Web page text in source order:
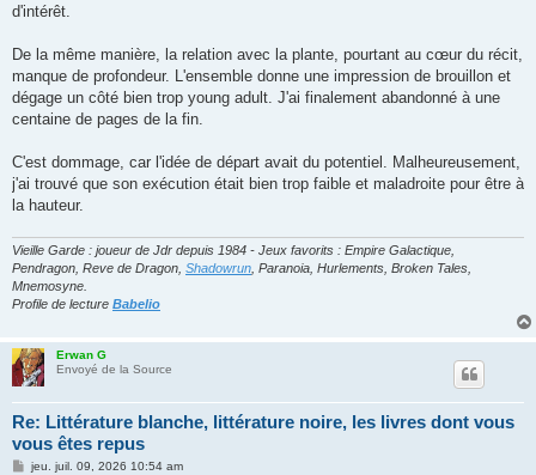
d'intérêt.
De la même manière, la relation avec la plante, pourtant au cœur du récit,
manque de profondeur. L'ensemble donne une impression de brouillon et
dégage un côté bien trop young adult. J'ai finalement abandonné à une
centaine de pages de la fin.
C'est dommage, car l'idée de départ avait du potentiel. Malheureusement,
j'ai trouvé que son exécution était bien trop faible et maladroite pour être à
la hauteur.
Vieille Garde : joueur de Jdr depuis 1984 - Jeux favorits : Empire Galactique,
Pendragon, Reve de Dragon, Shadowrun , Paranoia, Hurlements, Broken Tales,
Mnemosyne.
Profile de lecture Babelio
Erwan G
Envoyé de la Source
Re: Littérature blanche, littérature noire, les livres dont vous
vous êtes repus
Mjeu. juil. 09, 2026 10:54 am